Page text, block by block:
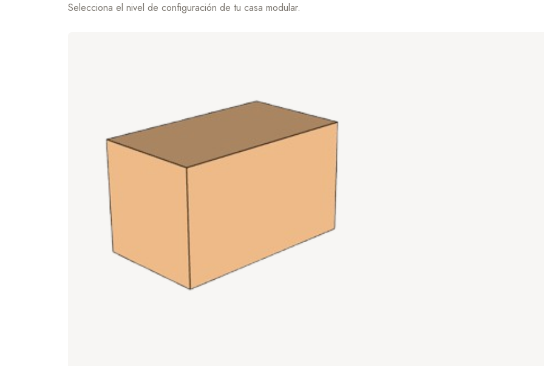
Selecciona el nivel de configuración de tu casa modular.